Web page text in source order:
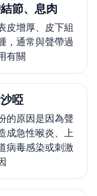
節、息肉
皮增厚、皮下組
，通常與聲帶過
有關
啞
的原因是因為聲
成急性喉炎、上
病毒感染或刺激